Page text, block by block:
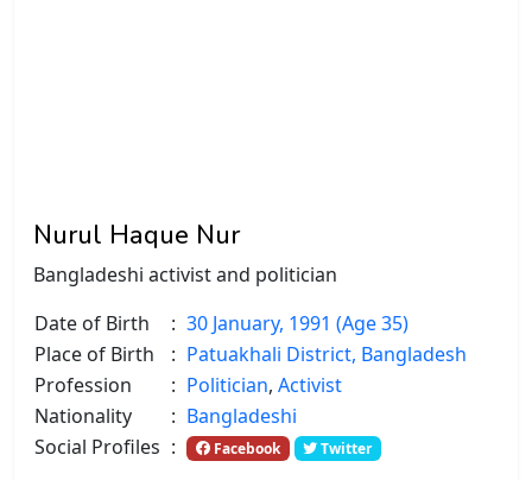
Nurul Haque Nur
Bangladeshi activist and politician
Date of Birth
: 30 January, 1991 (Age 35)
Place of Birth
: Patuakhali District, Bangladesh
Profession
: Politician, Activist
Nationality
: Bangladeshi
Social Profiles : Facebook Twitter